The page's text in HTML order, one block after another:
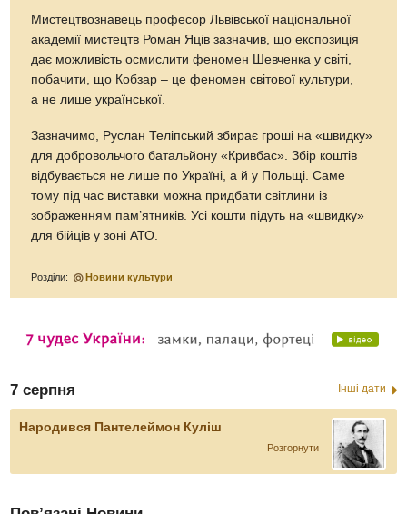
Мистецтвознавець професор Львівської національної
академії мистецтв Роман Яців зазначив, що експозиція
дає можливість осмислити феномен Шевченка у світі,
побачити, що Кобзар – це феномен світової культури,
а не лише української.
Зазначимо, Руслан Теліпський збирає гроші на «швидку»
для добровольчого батальйону «Кривбас». Збір коштів
відбувається не лише по Україні, а й у Польщі. Саме
тому під час виставки можна придбати світлини із
зображенням пам’ятників. Усі кошти підуть на «швидку»
для бійців у зоні АТО.
Розділи: Новини культури
7 серпня Інші дати
Народився Пантелеймон Куліш
Розгорнути